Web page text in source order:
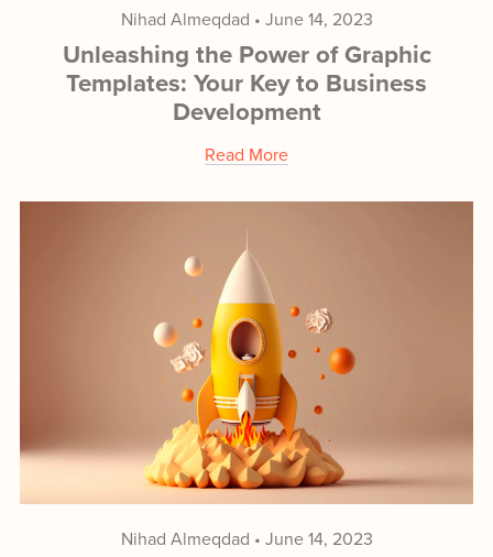
Nihad Almeqdad June 14, 2023
Unleashing the Power of Graphic
Templates: Your Key to Business
Development
Read More
Nihad Almeqdad June 14, 2023